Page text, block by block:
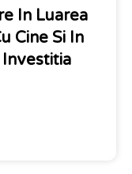
In Luarea
Cine Si In
Investitia